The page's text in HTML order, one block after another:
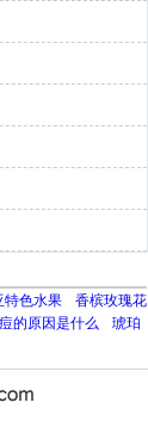
特色水果
香槟玫瑰花
的原因是什么
琥珀